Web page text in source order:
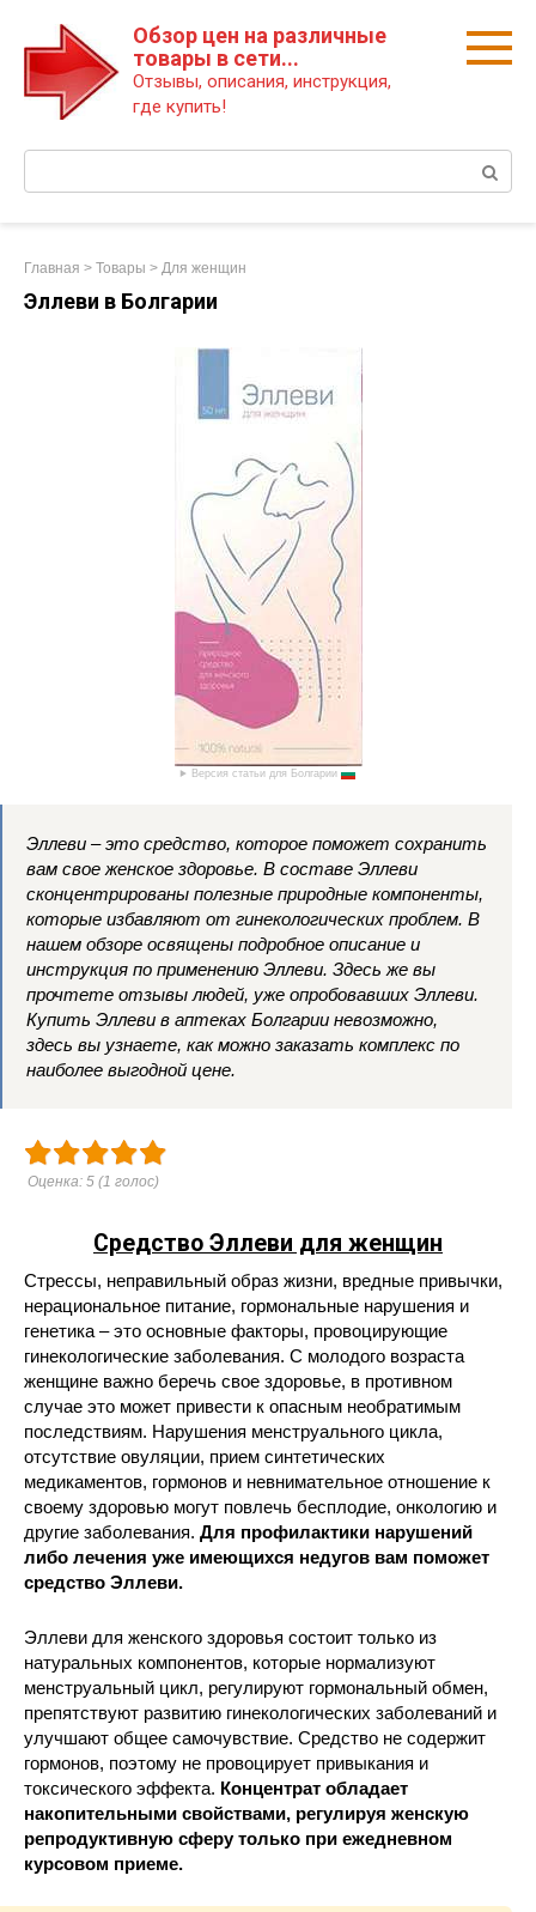
Обзор цен на различные
товары в сети...
Отзывы, описания, инструкция,
где купить!
Главная > Товары > Для женщин
Эллеви в Болгарии
Версия статьи для Болгарии
Эллеви – это средство, которое поможет сохранить
вам свое женское здоровье. В составе Эллеви
сконцентрированы полезные природные компоненты,
которые избавляют от гинекологических проблем. В
нашем обзоре освящены подробное описание и
инструкция по применению Эллеви. Здесь же вы
прочтете отзывы людей, уже опробовавших Эллеви.
Купить Эллеви в аптеках Болгарии невозможно,
здесь вы узнаете, как можно заказать комплекс по
наиболее выгодной цене.
Оценка: 5 (1 голос)
Средство Эллеви для женщин
Стрессы, неправильный образ жизни, вредные привычки,
нерациональное питание, гормональные нарушения и
генетика – это основные факторы, провоцирующие
гинекологические заболевания. С молодого возраста
женщине важно беречь свое здоровье, в противном
случае это может привести к опасным необратимым
последствиям. Нарушения менструального цикла,
отсутствие овуляции, прием синтетических
медикаментов, гормонов и невнимательное отношение к
своему здоровью могут повлечь бесплодие, онкологию и
другие заболевания. Для профилактики нарушений
либо лечения уже имеющихся недугов вам поможет
средство Эллеви.
Эллеви для женского здоровья состоит только из
натуральных компонентов, которые нормализуют
менструальный цикл, регулируют гормональный обмен,
препятствуют развитию гинекологических заболеваний и
улучшают общее самочувствие. Средство не содержит
гормонов, поэтому не провоцирует привыкания и
токсического эффекта. Концентрат обладает
накопительными свойствами, регулируя женскую
репродуктивную сферу только при ежедневном
курсовом приеме.